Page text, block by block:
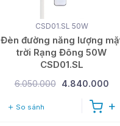
CSD01.SL 50W
Đèn đường năng lượng
trời Rạng Đông 50W
CSD01.SL
6.050.000 4.840.000
So sánh